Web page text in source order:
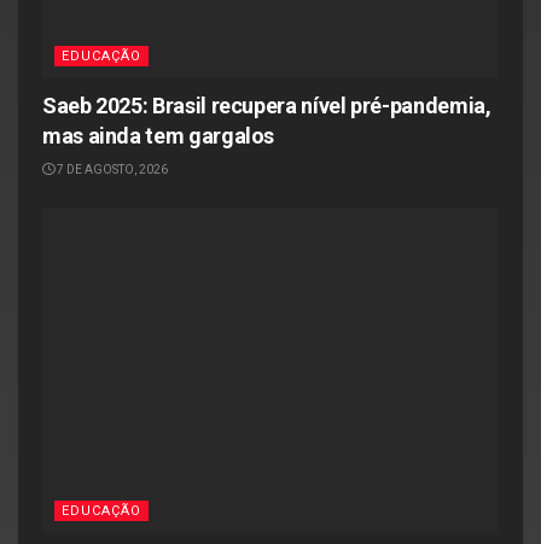
EDUCAÇÃO
Saeb 2025: Brasil recupera nível pré-pandemia,
mas ainda tem gargalos
7 DE AGOSTO, 2026
EDUCAÇÃO